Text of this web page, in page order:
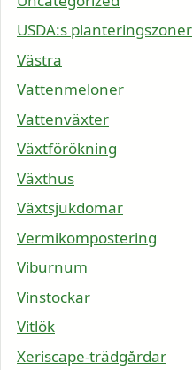
USDA:s planteringszoner
Västra
Vattenmeloner
Vattenväxter
Växtförökning
Växthus
Växtsjukdomar
Vermikompostering
Viburnum
Vinstockar
Vitlök
Xeriscape-trädgårdar